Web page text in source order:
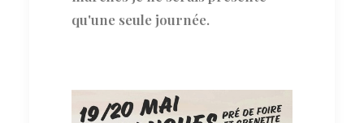
qu'une seule journée.